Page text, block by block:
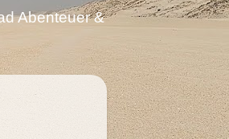
Abenteuer &